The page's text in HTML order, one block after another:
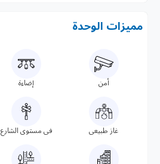
مميزات الوحدة
أمن إضاءة
غاز طبيعى فى مستوى الشارع